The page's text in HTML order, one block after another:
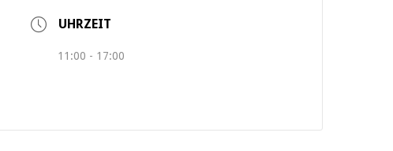
UHRZEIT
11:00 - 17:00